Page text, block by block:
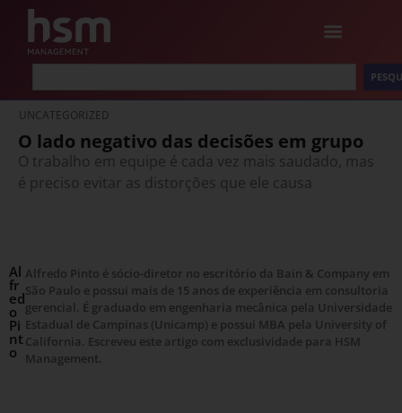
UNCATEGORIZED
O lado negativo das decisões em grupo
O trabalho em equipe é cada vez mais saudado, mas
é preciso evitar as distorções que ele causa
Al
fr
ed
o
Pi
nt
o
Alfredo Pinto é sócio-diretor no escritório da Bain & Company em
São Paulo e possui mais de 15 anos de experiência em consultoria
gerencial. É graduado em engenharia mecânica pela Universidade
Estadual de Campinas (Unicamp) e possui MBA pela University of
California. Escreveu este artigo com exclusividade para HSM
Management.